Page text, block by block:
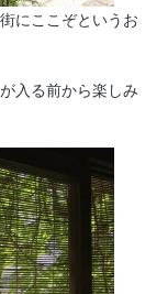
にここぞというお
入る前から楽しみ